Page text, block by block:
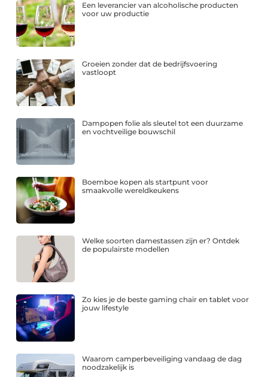
Een leverancier van alcoholische producten
voor uw productie
Groeien zonder dat de bedrijfsvoering
vastloopt
Dampopen folie als sleutel tot een duurzame
en vochtveilige bouwschil
Boemboe kopen als startpunt voor
smaakvolle wereldkeukens
Welke soorten damestassen zijn er? Ontdek
de populairste modellen
Zo kies je de beste gaming chair en tablet voor
jouw lifestyle
Waarom camperbeveiliging vandaag de dag
noodzakelijk is